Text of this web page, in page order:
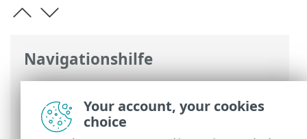
Navigationshilfe
ESET Online-Hilfe>ESET Mail Security>
Erweiterte Einstellungen >Web und E-
Mail> SSL/TLS
Your account, your cookies
choice